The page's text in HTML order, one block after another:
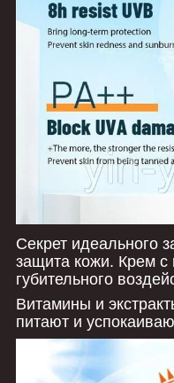
Секрет идеального
защита кожи. Крем
губительного
Витамины и
питают и